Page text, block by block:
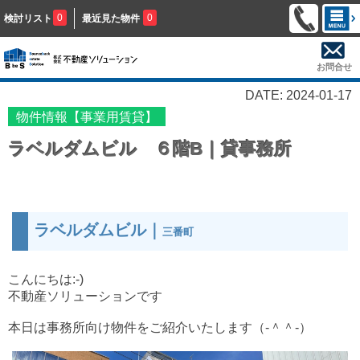
検討リスト 0 最近見た物件 0
お問合せ
DATE: 2024-01-17
物件情報【事業用賃貸】
ラベルダムビル ６階B｜貸事務所
ラベルダムビル｜ 三番町
こんにちは:-)
不動産ソリューションです
本日は事務所向け物件をご紹介いたします（‐＾＾‐）